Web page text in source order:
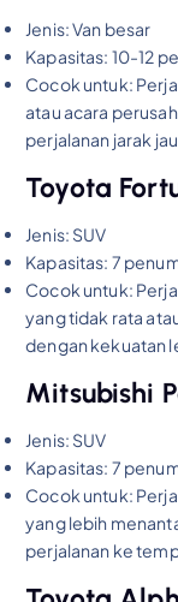
Jenis: Van besar
Kapasitas: 10-12
Cocok untuk:
atau acara
perjalanan jarak
Toyota
Jenis: SUV
Kapasitas: 7
Cocok untuk:
yang tidak rata
dengan kekuatan
Mitsubishi
Jenis: SUV
Kapasitas: 7
Cocok untuk:
yang lebih
perjalanan ke